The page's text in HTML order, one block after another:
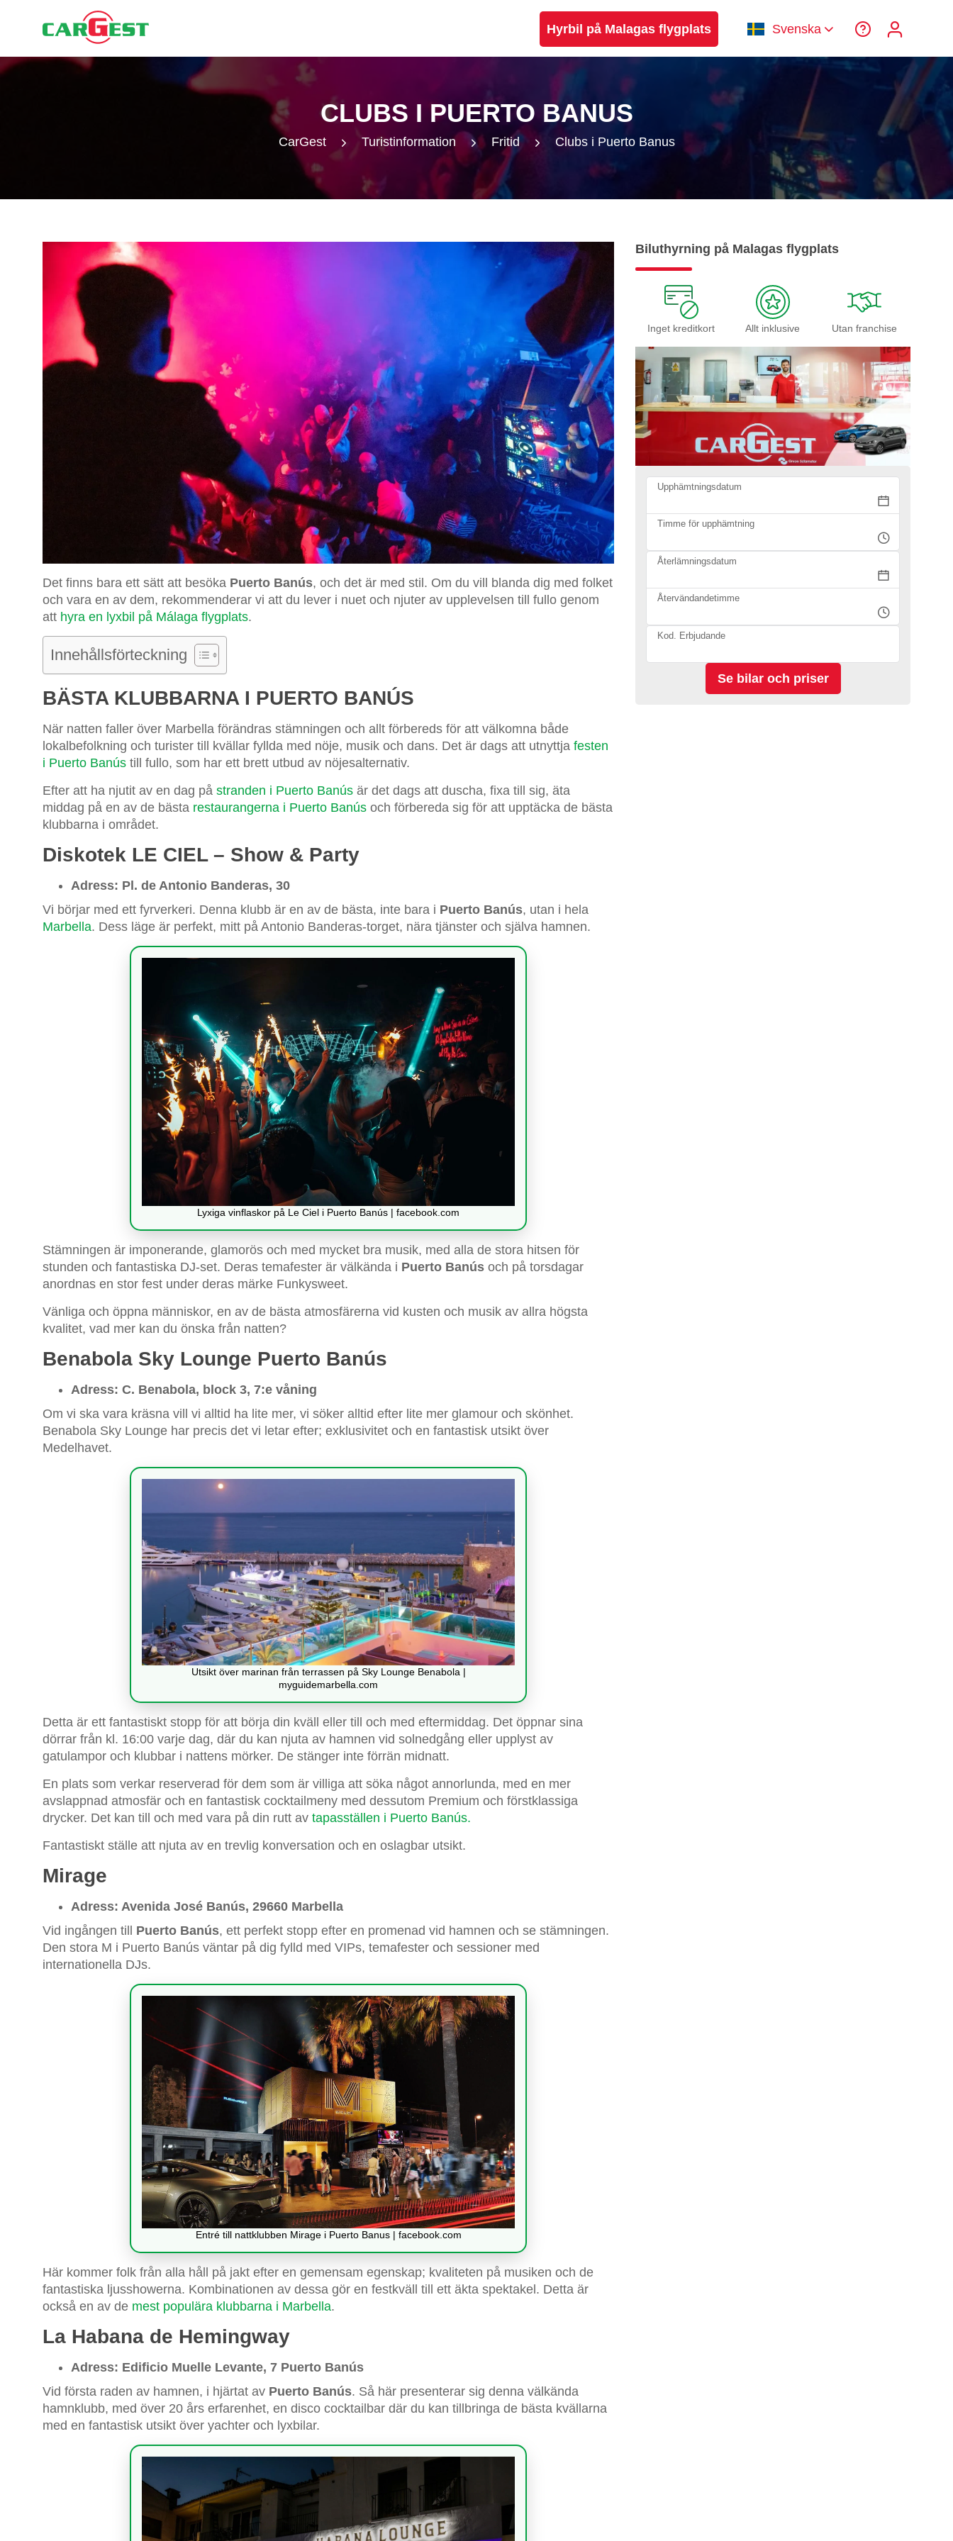
Hyrbil på Malagas flygplats Svenska
CLUBS I PUERTO BANUS
CarGest Turistinformation Fritid Clubs i Puerto Banus
Det finns bara ett sätt att besöka Puerto Banús, och det är med stil. Om du vill blanda dig med folket
och vara en av dem, rekommenderar vi att du lever i nuet och njuter av upplevelsen till fullo genom
att hyra en lyxbil på Málaga flygplats.
Innehållsförteckning
BÄSTA KLUBBARNA I PUERTO BANÚS
När natten faller över Marbella förändras stämningen och allt förbereds för att välkomna både
lokalbefolkning och turister till kvällar fyllda med nöje, musik och dans. Det är dags att utnyttja festen
i Puerto Banús till fullo, som har ett brett utbud av nöjesalternativ.
Efter att ha njutit av en dag på stranden i Puerto Banús är det dags att duscha, fixa till sig, äta
middag på en av de bästa restaurangerna i Puerto Banús och förbereda sig för att upptäcka de bästa
klubbarna i området.
Diskotek LE CIEL – Show & Party
Adress: Pl. de Antonio Banderas, 30
Vi börjar med ett fyrverkeri. Denna klubb är en av de bästa, inte bara i Puerto Banús, utan i hela
Marbella. Dess läge är perfekt, mitt på Antonio Banderas-torget, nära tjänster och själva hamnen.
Lyxiga vinflaskor på Le Ciel i Puerto Banús | facebook.com
Stämningen är imponerande, glamorös och med mycket bra musik, med alla de stora hitsen för
stunden och fantastiska DJ-set. Deras temafester är välkända i Puerto Banús och på torsdagar
anordnas en stor fest under deras märke Funkysweet.
Vänliga och öppna människor, en av de bästa atmosfärerna vid kusten och musik av allra högsta
kvalitet, vad mer kan du önska från natten?
Benabola Sky Lounge Puerto Banús
Adress: C. Benabola, block 3, 7:e våning
Om vi ska vara kräsna vill vi alltid ha lite mer, vi söker alltid efter lite mer glamour och skönhet.
Benabola Sky Lounge har precis det vi letar efter; exklusivitet och en fantastisk utsikt över
Medelhavet.
Utsikt över marinan från terrassen på Sky Lounge Benabola |
myguidemarbella.com
Detta är ett fantastiskt stopp för att börja din kväll eller till och med eftermiddag. Det öppnar sina
dörrar från kl. 16:00 varje dag, där du kan njuta av hamnen vid solnedgång eller upplyst av
gatulampor och klubbar i nattens mörker. De stänger inte förrän midnatt.
En plats som verkar reserverad för dem som är villiga att söka något annorlunda, med en mer
avslappnad atmosfär och en fantastisk cocktailmeny med dessutom Premium och förstklassiga
drycker. Det kan till och med vara på din rutt av tapasställen i Puerto Banús.
Fantastiskt ställe att njuta av en trevlig konversation och en oslagbar utsikt.
Mirage
Adress: Avenida José Banús, 29660 Marbella
Vid ingången till Puerto Banús, ett perfekt stopp efter en promenad vid hamnen och se stämningen.
Den stora M i Puerto Banús väntar på dig fylld med VIPs, temafester och sessioner med
internationella DJs.
Entré till nattklubben Mirage i Puerto Banus | facebook.com
Här kommer folk från alla håll på jakt efter en gemensam egenskap; kvaliteten på musiken och de
fantastiska ljusshowerna. Kombinationen av dessa gör en festkväll till ett äkta spektakel. Detta är
också en av de mest populära klubbarna i Marbella.
La Habana de Hemingway
Adress: Edificio Muelle Levante, 7 Puerto Banús
Vid första raden av hamnen, i hjärtat av Puerto Banús. Så här presenterar sig denna välkända
hamnklubb, med över 20 års erfarenhet, en disco cocktailbar där du kan tillbringa de bästa kvällarna
med en fantastisk utsikt över yachter och lyxbilar.
Biluthyrning på Malagas flygplats
Inget kreditkort Allt inklusive Utan franchise
Upphämtningsdatum
Timme för upphämtning
Återlämningsdatum
Återvändandetimme
Kod. Erbjudande